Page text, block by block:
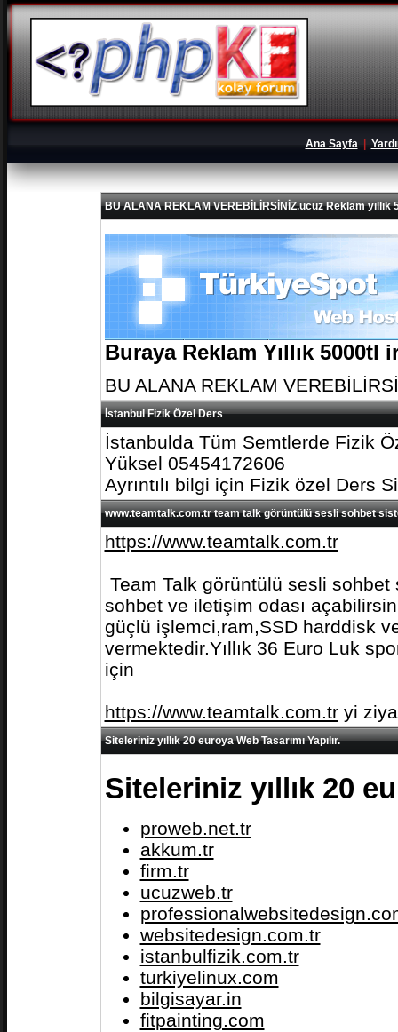
Ana Sayfa|
BU ALANA REKLAM VEREBİLİRSİNİZ.ucuz Reklam yıllık
Buraya Reklam Yıllık
BU ALANA REKLAM
İstanbul Fizik Özel Ders
İstanbulda Tüm Semtlerde Fizik
Yüksel 05454172606
Ayrıntılı bilgi için Fizik özel Ders
www.teamtalk.com.tr team talk görüntülü sesli sohbet
https://www.teamtalk.com.tr
Team Talk görüntülü sesli
sohbet ve iletişim odası
güçlü işlemci,ram,SSD harddisk
vermektedir.Yıllık 36 Euro Luk
için
https://www.teamtalk.com.tryi
Siteleriniz yıllık 20 euroya Web Tasarımı Yapılır.
Siteleriniz yıllık 20
proweb.net.tr
akkum.tr
firm.tr
ucuzweb.tr
websitedesign.com.tr
istanbulfizik.com.tr
turkiyelinux.com
bilgisayar.in
fitpainting.com